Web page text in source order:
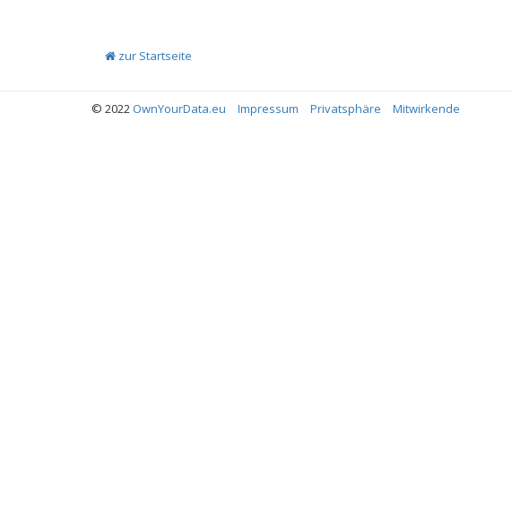
zur Startseite
© 2022OwnYourData.eu Impressum Privatsphäre Mitwirkende